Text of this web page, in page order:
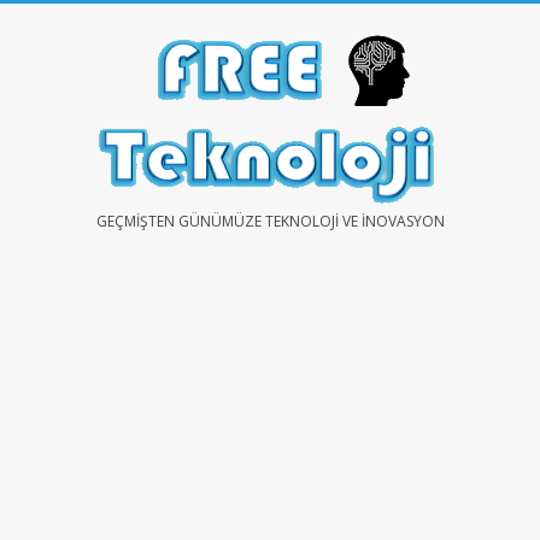
FREEGEÇMIŞTEN GÜNÜMÜZE TEKNOLOJI VE İNOVASYON